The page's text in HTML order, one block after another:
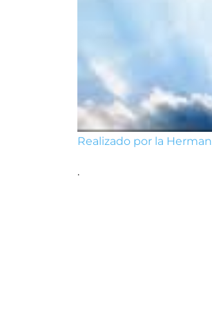
Realizado por la
.